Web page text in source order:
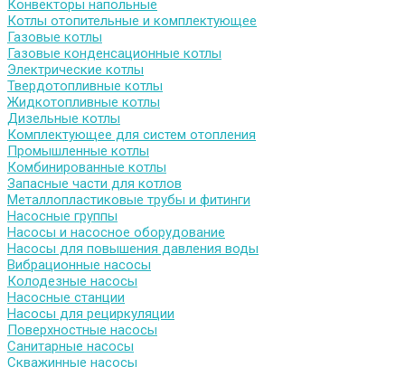
Конвекторы напольные
Котлы отопительные и комплектующее
Газовые котлы
Газовые конденсационные котлы
Электрические котлы
Твердотопливные котлы
Жидкотопливные котлы
Дизельные котлы
Комплектующее для систем отопления
Промышленные котлы
Комбинированные котлы
Запасные части для котлов
Металлопластиковые трубы и фитинги
Насосные группы
Насосы и насосное оборудование
Насосы для повышения давления воды
Вибрационные насосы
Колодезные насосы
Насосные станции
Насосы для рециркуляции
Поверхностные насосы
Санитарные насосы
Скважинные насосы